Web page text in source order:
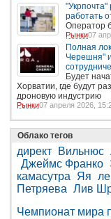
"Укрпочта"
работать
Оператор
Рынки07
Полная
Черешня"
Будет
Хорватии, где будут
дроновую индустрию
Рынки07 апреля 2026,
Облако тегов
директ Вильнюс
Джеймс Франко
камасутра
Яя
Петряева Лив
Чемпионат мира